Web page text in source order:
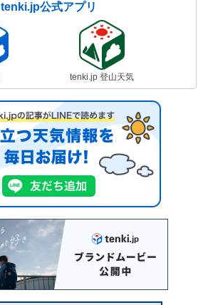
tenki.jp公式アプリ
tenki.jp 登山天気